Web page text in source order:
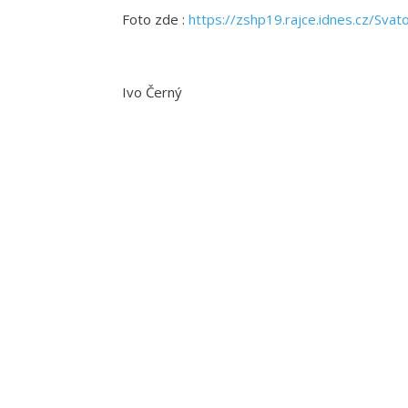
Foto zde :https://zshp19.rajce.idnes.cz/
Ivo Černý